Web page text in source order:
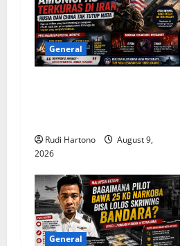
g
a
t
n
General
Rudi Hartono
August 9,
2026
General